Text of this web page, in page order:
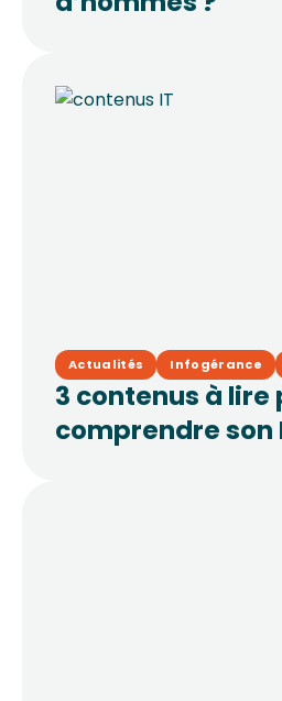
Actualités Infogérance
3 contenus à lire
comprendre son